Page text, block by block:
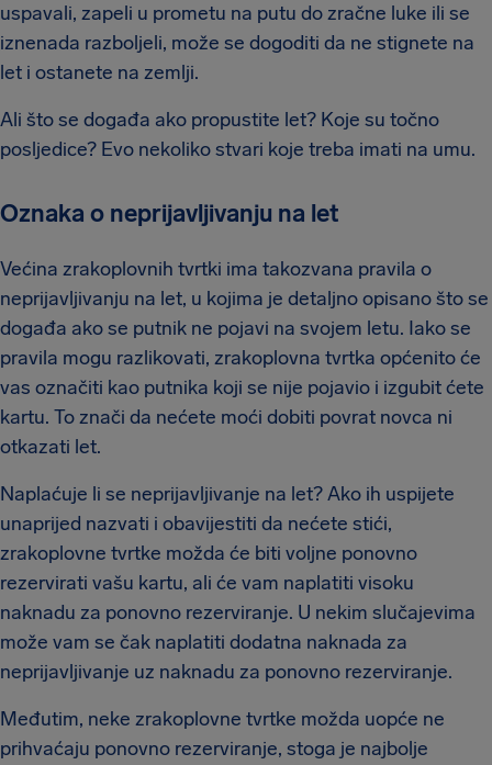
uspavali, zapeli u prometu na putu do zračne luke ili se
iznenada razboljeli, može se dogoditi da ne stignete na
let i ostanete na zemlji.
Ali što se događa ako propustite let? Koje su točno
posljedice? Evo nekoliko stvari koje treba imati na umu.
Oznaka o neprijavljivanju na let
Većina zrakoplovnih tvrtki ima takozvana pravila o
neprijavljivanju na let, u kojima je detaljno opisano što se
događa ako se putnik ne pojavi na svojem letu. Iako se
pravila mogu razlikovati, zrakoplovna tvrtka općenito će
vas označiti kao putnika koji se nije pojavio i izgubit ćete
kartu. To znači da nećete moći dobiti povrat novca ni
otkazati let.
Naplaćuje li se neprijavljivanje na let? Ako ih uspijete
unaprijed nazvati i obavijestiti da nećete stići,
zrakoplovne tvrtke možda će biti voljne ponovno
rezervirati vašu kartu, ali će vam naplatiti visoku
naknadu za ponovno rezerviranje. U nekim slučajevima
može vam se čak naplatiti dodatna naknada za
neprijavljivanje uz naknadu za ponovno rezerviranje.
Međutim, neke zrakoplovne tvrtke možda uopće ne
prihvaćaju ponovno rezerviranje, stoga je najbolje